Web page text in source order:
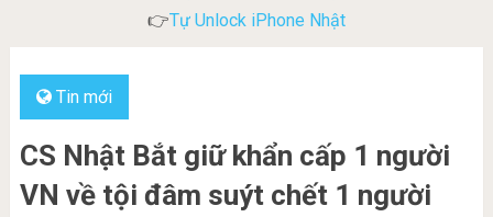
👉Tự Unlock iPhone Nhật
Tin mới
CS Nhật Bắt giữ khẩn cấp 1 người
VN về tội đâm suýt chết 1 người